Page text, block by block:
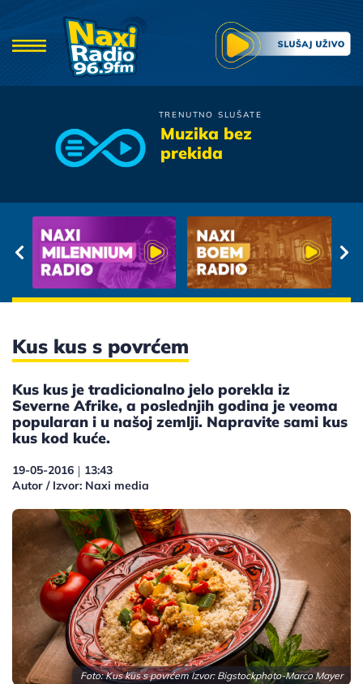
TRENUTNO SLUŠATE
Muzika bez
prekida
Oliver Dragojevic
Kus kus s povrćem
Kus kus je tradicionalno jelo porekla iz
Severne Afrike, a poslednjih godina je veoma
popularan i u našoj zemlji. Napravite sami kus
kus kod kuće.
19-05-2016 | 13:43
Autor / Izvor: Naxi media
Foto: Kus kus s povrćem Izvor: Bigstockphoto-Marco Mayer